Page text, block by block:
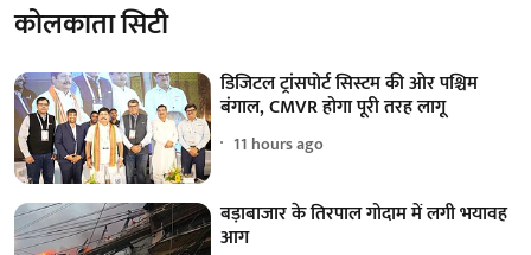
कोलकाता सिटी
डिजिटल ट्रांसपोर्ट सिस्टम की ओर पश्चिम
बंगाल, CMVR होगा पूरी तरह लागू
11 hours ago
बड़ाबाजार के तिरपाल गोदाम में लगी भयावह
आग